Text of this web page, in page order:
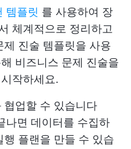
템플릿 를 사용하여 장
체계적으로 정리하고
진술 템플릿을 사용
비즈니스 문제 진술을
작하세요.
협업할 수 있습니다
나면 데이터를 수집하
플랜을 만들 수 있습